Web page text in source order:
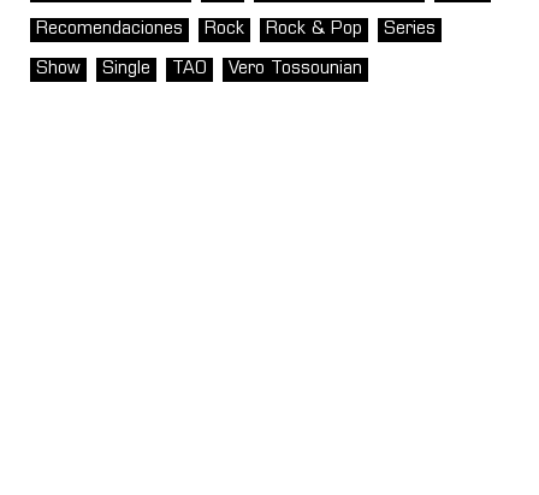
Recomendaciones Rock Rock & Pop Series
Show Single TAO Vero Tossounian